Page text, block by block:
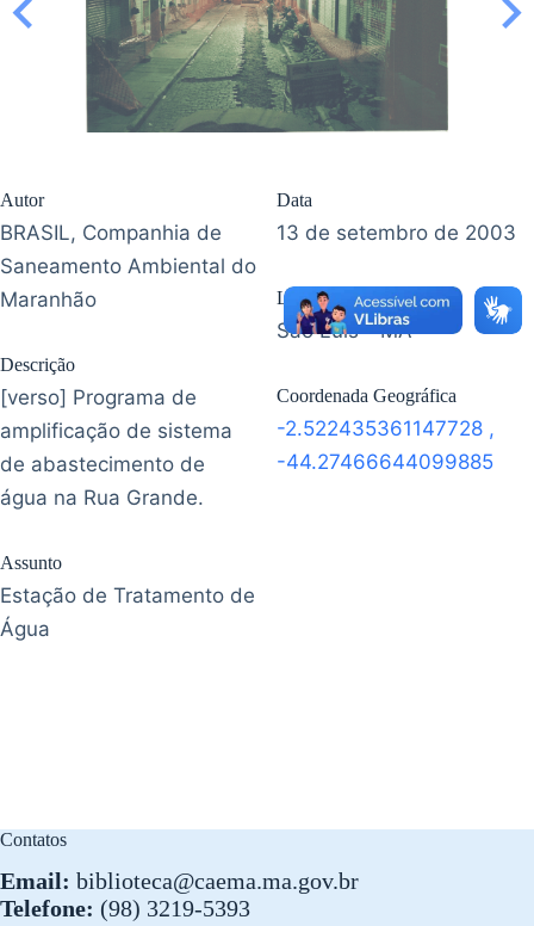
Autor
BRASIL, Companhia de
Saneamento Ambiental do
Maranhão
Descrição
[verso] Programa de
amplificação de sistema
de abastecimento de
água na Rua Grande.
Assunto
Estação de Tratamento de
Água
Data
13 de setembro de 2003
Localização
São Luís - MA
Coordenada Geográfica
-2.522435361147728 ,
-44.27466644099885
Contatos
Email: biblioteca@caema.ma.gov.br
Telefone: (98) 3219-5393